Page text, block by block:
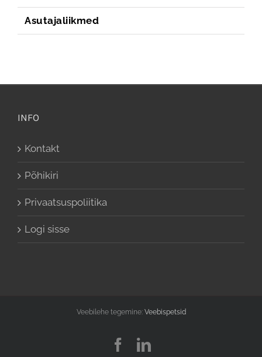
Asutajaliikmed
INFO
Kontakt
Põhikiri
Privaatsuspoliitika
Logi sisse
Veebilehe tegemine: Veebispetsid
Facebook
LinkedIn